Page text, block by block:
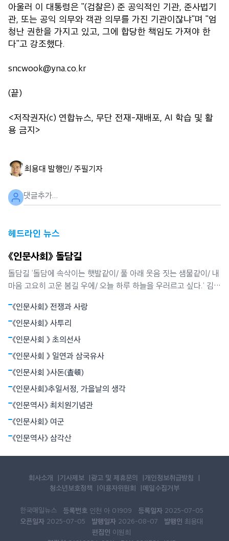
아울러 이 대통령은 "(검찰은) 준 공익적인 기관, 준사법기
관, 또는 공익 의무와 객관 의무를 가진 기관이잖냐"며 "엄
청난 권한을 가지고 있고, 그에 합당한 책임도 가져야 한
다"고 강조했다.
sncwook@yna.co.kr
(끝)
<저작권자(c) 연합뉴스, 무단 전재-재배포, AI 학습 및 활
용 금지>
최용대 발행인/ 주필기자
헤드라인 뉴스
《인문사회》 돌담길
돌담길 ‘돌담에 속삭이는 햇발같이/ 풀 아래 웃음 짓는 샘물같이/ 내
마음 고요히 고운 봄길 우에/ 오늘 하루 하늘을 우러르고 싶다.’ 김영
는 또 담장 안 뜰에 핀 모란과 깊은 교감을 나누었다. 그래서 그는
‘모란이 피기까지는/ 나는 아직 기다리고 있을테요 찬란한 슬픔의
봄을’이라고 했다.
《인문사회》 전쟁과 사랑
《인문사회》 사투리
《인문사회 》 초의선사
《인문사회 》 일연과 삼국유사
《인문사회 》사돈(査頓)
《인문사회》추일서정, 가을날의 생각
《인문역사》 최치원기념관
《인문사회》 여군
《인문역사》 삼각산
회사소개 기사제보 광고 및 제휴문의
개인정보취급방침
청소년보호정책
이용자위원회 메일수집거부
한국매일뉴스 등록번호 인천 아 01909 등록일자 2025-07-05
오픈일자 2025-07-05 발행일자 2026-08-07 발행인 최용대
편집인 이원희